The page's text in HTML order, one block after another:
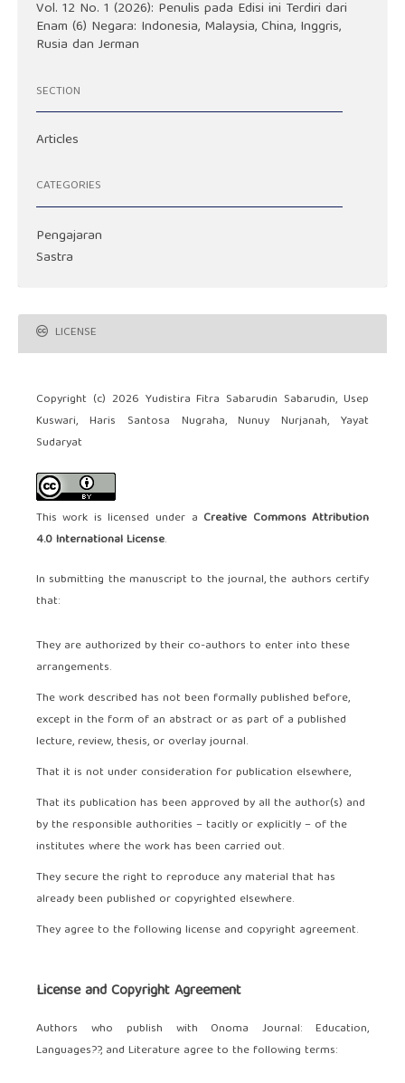
Vol. 12 No. 1 (2026): Penulis pada Edisi ini Terdiri dari
Enam (6) Negara: Indonesia, Malaysia, China, Inggris,
Rusia dan Jerman
SECTION
Articles
CATEGORIES
Pengajaran
Sastra
LICENSE
Copyright (c) 2026 Yudistira Fitra Sabarudin Sabarudin, Usep
Kuswari, Haris Santosa Nugraha, Nunuy Nurjanah, Yayat
Sudaryat
This work is licensed under a Creative Commons Attribution
4.0 International License.
In submitting the manuscript to the journal, the authors certify
that:
They are authorized by their co-authors to enter into these
arrangements.
The work described has not been formally published before,
except in the form of an abstract or as part of a published
lecture, review, thesis, or overlay journal.
That it is not under consideration for publication elsewhere,
That its publication has been approved by all the author(s) and
by the responsible authorities – tacitly or explicitly – of the
institutes where the work has been carried out.
They secure the right to reproduce any material that has
already been published or copyrighted elsewhere.
They agree to the following license and copyright agreement.
License and Copyright Agreement
Authors who publish with Onoma Journal: Education,
Languages??, and Literature agree to the following terms: